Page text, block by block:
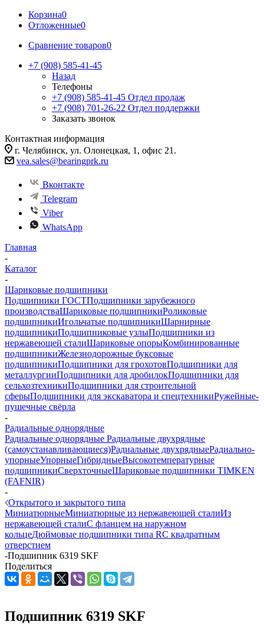
Корзина0
Отложенные0
Сравнение товаров0
+7 (908) 585-41-45
Назад
Телефоны
+7 (908) 585-41-45 Отдел продаж
+7 (908) 701-26-22 Отдел поддержки
Заказать звонок
Контактная информация
г. Челябинск, ул. Олонецкая, 1, офис 21.
vea.sales@bearingprk.ru
Вконтакте
Telegram
Viber
WhatsApp
Главная
-
Каталог
-
Шариковые подшипники
Подшипники ГОСТПодшипники зарубежного
производстваШариковые подшипникиРоликовые
подшипникиИгольчатые подшипникиШарнирные
подшипникиПодшипниковые узлыПодшипники из
нержавеющей сталиШариковые опорыКомбинированные
подшипникиЖелезнодорожные буксовые
подшипникиПодшипники для грохотовПодшипники для
металлургииПодшипники для дробилокПодшипники для
сельхозтехникиПодшипники для строительной
сферыПодшипники для экскаватора и спецтехникиРужейные-
пушечные свёрла
-
Радиальные однорядные
Радиальные однорядные Радиальные двухрядные
(самоустанавливающиеся)Радиальные двухрядныеРадиально-
упорныеУпорныеГибридныеВысокотемпературные
подшипникиСверхточныеШариковые подшипники TIMKEN
(FAFNIR)
-
Открытого и закрытого типа
МиниатюрныеМиниатюрные из нержавеющей сталиИз
нержавеющей сталиС фланцем на наружном
кольцеДюймовые подшипники типа RС квадратным
отверстием
-Подшипник 6319 SKF
Поделиться
Подшипник 6319 SKF